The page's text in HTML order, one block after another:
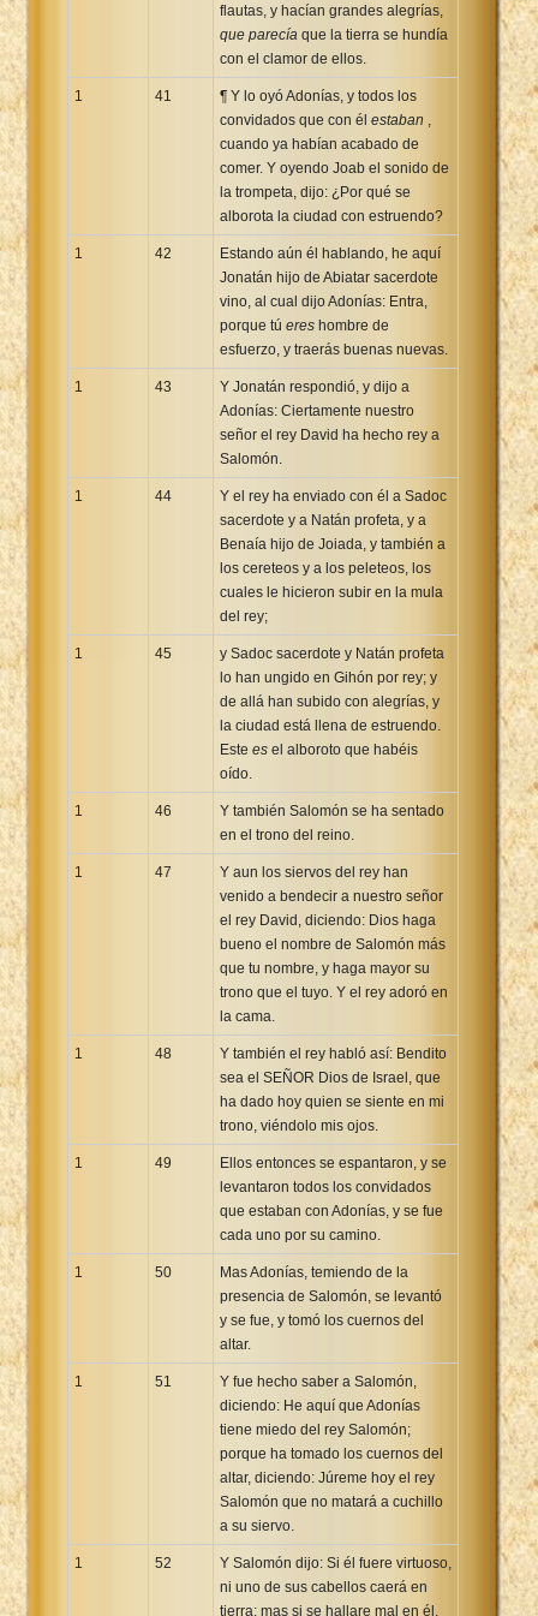
flautas, y hacían grandes alegrías,
que parecía que la tierra se hundía
con el clamor de ellos.
1 41
¶ Y lo oyó Adonías, y todos los
convidados que con él estaban
cuando ya habían acabado de
comer. Y oyendo Joab el sonido de
la trompeta, dijo: ¿Por qué se
alborota la ciudad con estruendo?
1 42
Estando aún él hablando, he aquí
Jonatán hijo de Abiatar sacerdote
vino, al cual dijo Adonías: Entra,
porque tú eres hombre de
esfuerzo, y traerás buenas nuevas.
1 43
Y Jonatán respondió, y dijo a
Adonías: Ciertamente nuestro
señor el rey David ha hecho rey a
Salomón.
1 44
Y el rey ha enviado con él a Sadoc
sacerdote y a Natán profeta, y a
Benaía hijo de Joiada, y también a
los cereteos y a los peleteos, los
cuales le hicieron subir en la mula
del rey;
1 45
y Sadoc sacerdote y Natán profeta
lo han ungido en Gihón por rey; y
de allá han subido con alegrías, y
la ciudad está llena de estruendo.
Este es el alboroto que habéis
oído.
1 46
Y también Salomón se ha sentado
en el trono del reino.
1 47
Y aun los siervos del rey han
venido a bendecir a nuestro señor
el rey David, diciendo: Dios haga
bueno el nombre de Salomón más
que tu nombre, y haga mayor su
trono que el tuyo. Y el rey adoró en
la cama.
1 48
Y también el rey habló así: Bendito
sea el SEÑOR Dios de Israel, que
ha dado hoy quien se siente en mi
trono, viéndolo mis ojos.
1 49
Ellos entonces se espantaron, y se
levantaron todos los convidados
que estaban con Adonías, y se fue
cada uno por su camino.
1 50
Mas Adonías, temiendo de la
presencia de Salomón, se levantó
y se fue, y tomó los cuernos del
altar.
1 51
Y fue hecho saber a Salomón,
diciendo: He aquí que Adonías
tiene miedo del rey Salomón;
porque ha tomado los cuernos del
altar, diciendo: Júreme hoy el rey
Salomón que no matará a cuchillo
a su siervo.
1 52
Y Salomón dijo: Si él fuere virtuoso,
ni uno de sus cabellos caerá en
tierra; mas si se hallare mal en él,